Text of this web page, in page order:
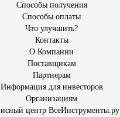
Способы получения
Способы оплаты
Что улучшить?
Контакты
О Компании
Поставщикам
Партнерам
Информация для инвесторов
Организациям
центр ВсеИнструменты.ру